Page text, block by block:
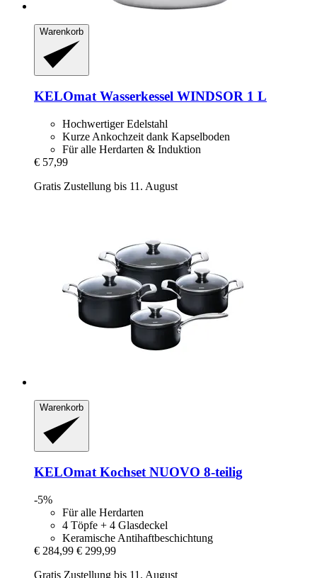
Warenkorb
KELOmatWasserkessel WINDSOR 1 L
Hochwertiger Edelstahl
Kurze Ankochzeit dank Kapselboden
Für alle Herdarten & Induktion
€ 57,99
Gratis Zustellung bis 11. August
Warenkorb
KELOmatKochset NUOVO 8-​teilig
-5%
Für alle Herdarten
4 Töpfe + 4 Glasdeckel
Keramische Antihaftbeschichtung
€ 284,99 € 299,99
Gratis Zustellung bis 11. August